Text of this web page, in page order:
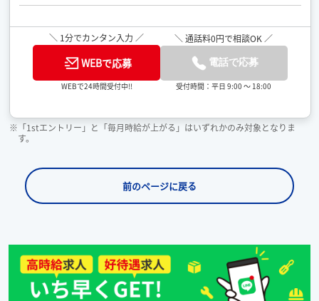
＼ 1分でカンタン入力 ／
WEBで応募
WEBで24時間受付中!!
＼ 通話料0円で相談OK ／
電話で応募
受付時間：平日 9:00 ～ 18:00
※「1stエントリー」と「毎月時給が上がる」はいずれかのみ対象となりま
す。
前のページに戻る